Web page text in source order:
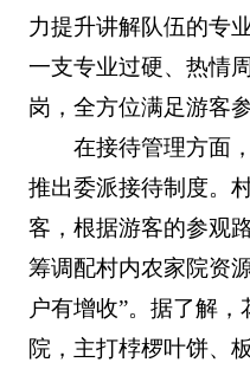
力提升讲解队伍的专
一支专业过硬、热情
岗，全方位满足游客
在接待管理方面
推出委派接待制度。
客，根据游客的参观
筹调配村内农家院资
户有增收”。据了解
院，主打桲椤叶饼、